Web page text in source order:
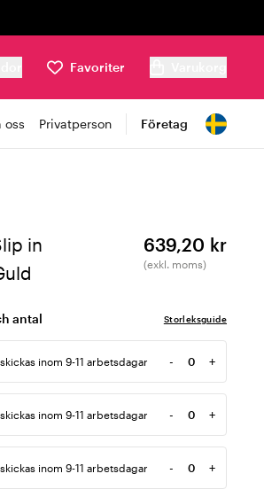
Favoriter
oss Privatperson Företag
in
639,20 kr
(exkl. moms)
antal Storleksguide
skickas inom 9-11 arbetsdagar -
Antal
+
skickas inom 9-11 arbetsdagar -
Antal
+
skickas inom 9-11 arbetsdagar -
Antal
+